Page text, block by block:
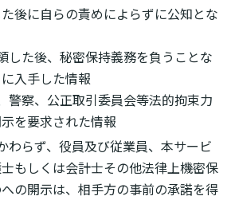
後に自らの責めによらずに公知とな
した後、秘密保持義務を負うことな
入手した情報
警察、公正取引委員会等法的拘束力
を要求された情報
わらず、役員及び従業員、本サービ
もしくは会計士その他法律上機密保
の開示は、相手方の事前の承諾を得